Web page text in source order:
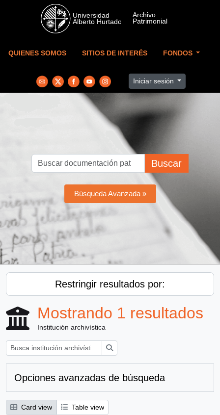
Skip to main content
QUIENES SOMOS SITIOS DE INTERÉS FONDOS
Iniciar sesión
Buscar
Búsqueda Avanzada »
Restringir resultados por:
Mostrando 1 resultados
Institución archivística
Opciones avanzadas de búsqueda
Card view
Table view